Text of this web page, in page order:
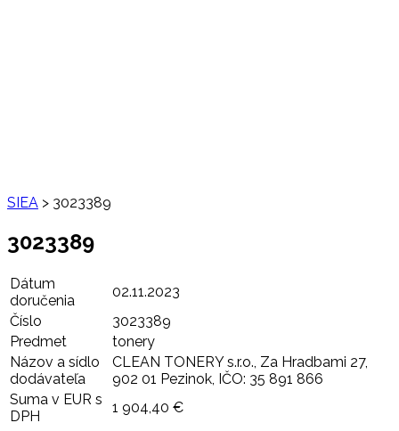
SIEA > 3023389
3023389
Dátum
doručenia
02.11.2023
Číslo
3023389
Predmet
tonery
Názov a sídlo
dodávateľa
CLEAN TONERY s.r.o., Za Hradbami 27,
902 01 Pezinok, IČO: 35 891 866
Suma v EUR s
DPH
1 904,40 €